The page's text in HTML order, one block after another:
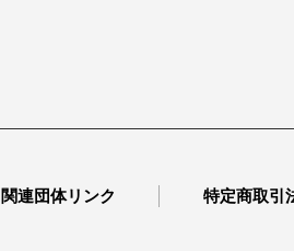
関連団体リンク 特定商取引